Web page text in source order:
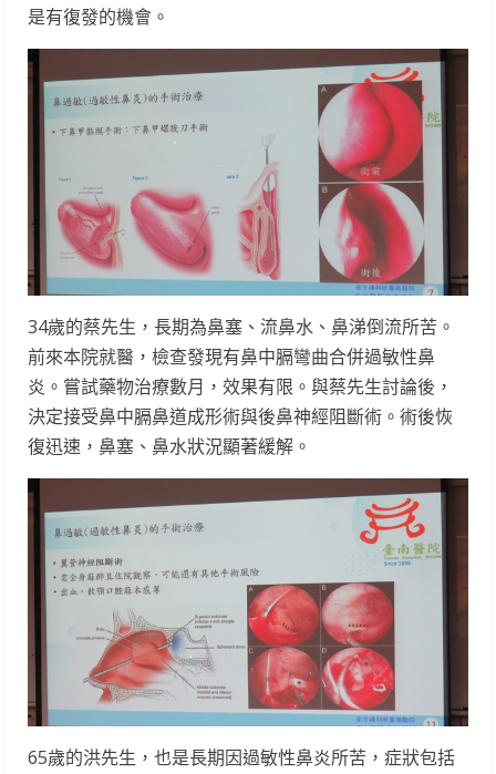
是有復發的機會。
34歲的蔡先生，長期為鼻塞、流鼻水、鼻涕倒流所苦。
前來本院就醫，檢查發現有鼻中膈彎曲合併過敏性鼻
炎。嘗試藥物治療數月，效果有限。與蔡先生討論後，
決定接受鼻中膈鼻道成形術與後鼻神經阻斷術。術後恢
復迅速，鼻塞、鼻水狀況顯著緩解。
65歲的洪先生，也是長期因過敏性鼻炎所苦，症狀包括